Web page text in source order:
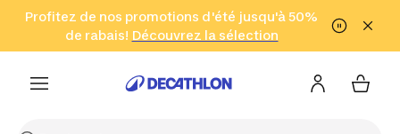
Aller à la recherche Aller au contenu Aller au pied de
Profitez de nos promotions d'été jusqu'à 50%
de rabais! Découvrez la sélection
Cliquez ici
en seulement 2 h!
(Zones sélectionnées)